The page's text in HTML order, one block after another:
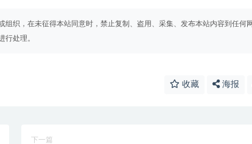
织，在未征得本站同意时，禁止复制、盗用、采集、发布本站内容到任何网
行处理。
收藏 海报
下一篇